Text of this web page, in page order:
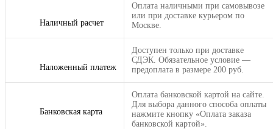
Наличный расчет
Оплата наличными при самовывозе
или при доставке курьером по
Москве.
Наложенный платеж
Доступен только при доставке
СДЭК. Обязательное условие —
предоплата в размере 200 руб.
Банковская карта
Оплата банковской картой на сайте.
Для выбора данного способа оплаты
нажмите кнопку «Оплата заказа
банковской картой».